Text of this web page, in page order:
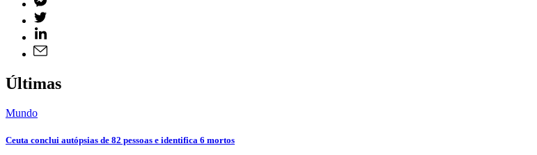
Últimas
Mundo
Ceuta conclui autópsias de 82 pessoas e identifica 6 mortos